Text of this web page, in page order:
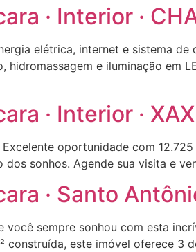
· Interior ·
elétrica, internet e sistema
hidromassagem e iluminação em
· Interior ·
oportunidade com
sonhos. Agende sua visita e
· Santo
você sempre sonhou com esta
construída, este imóvel oferece